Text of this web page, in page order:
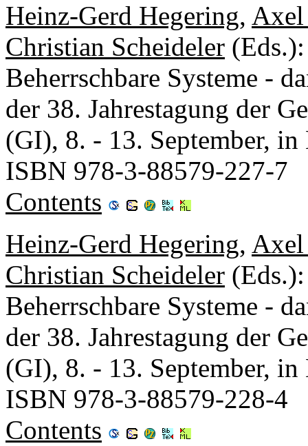
Heinz-Gerd Hegering, Axel
Christian Scheideler
Beherrschbare Systeme -
der 38. Jahrestagung der
(GI), 8. - 13. September,
ISBN 978-3-88579-227-7
Contents
Heinz-Gerd Hegering, Axel
Christian Scheideler
Beherrschbare Systeme -
der 38. Jahrestagung der
(GI), 8. - 13. September,
ISBN 978-3-88579-228-4
Contents